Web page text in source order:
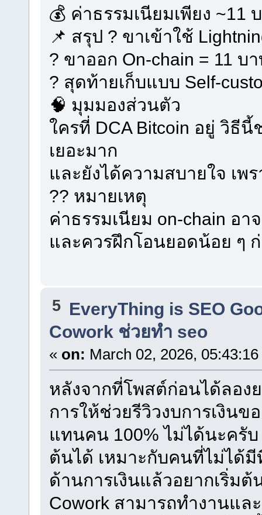
💰 ค่าธรรมเนียมเพียง ~11
📌 สรุป ? ขาเข้าใช้
? ขาออก On-chain = 11 บ
? สุดท้ายเก็บแบบ Self-
🧠 มุมมองส่วนตัว
ใครที่ DCA Bitcoin อยู่ วิธี
เยอะมาก
และยังได้ความสบายใจ เพร
?? หมายเหตุ
ค่าธรรมเนียม on-chain อา
และควรฝึกโอนยอดน้อย ๆ
5 EveryThing is SEO
Cowork ช่วยทำ seo
« on: March 02, 2026,
หลังจากที่โพสต์ก่อนได้ลอง
การให้ช่วยรีวิวงบการเงิน
แทนคน 100% ไม่ได้นะครั
ต้นได้ เหมาะกับคนที่ไม่ได้
ด้านการเงินแล้วอยากเริ่ม
Cowork สามารถทำงานแล